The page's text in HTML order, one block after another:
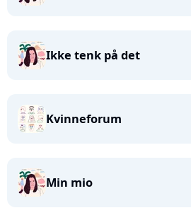
Ikke tenk på det
Kvinneforum
Min mio